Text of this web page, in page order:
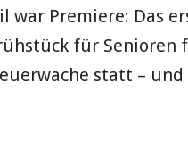
war Premiere: Das
für Senioren
statt – und